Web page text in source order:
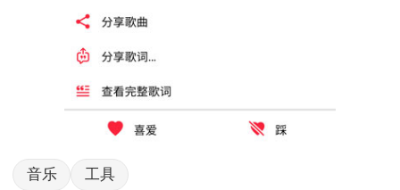
音乐 工具